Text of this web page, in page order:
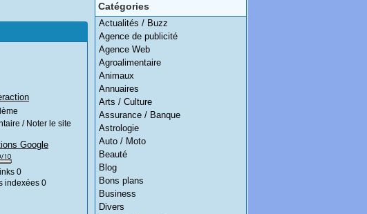
Catégories
Actualités / Buzz
Agence de publicité
Agence Web
Agroalimentaire
Animaux
Annuaires
Arts / Culture
Assurance / Banque
Astrologie
Auto / Moto
Beauté
Blog
Bons plans
Business
Divers
/ Noter le site
Google
0
indexées 0